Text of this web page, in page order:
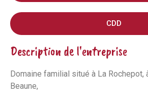
CDD
Description de l'entreprise
Domaine familial situé à La Rochepot,
Beaune,